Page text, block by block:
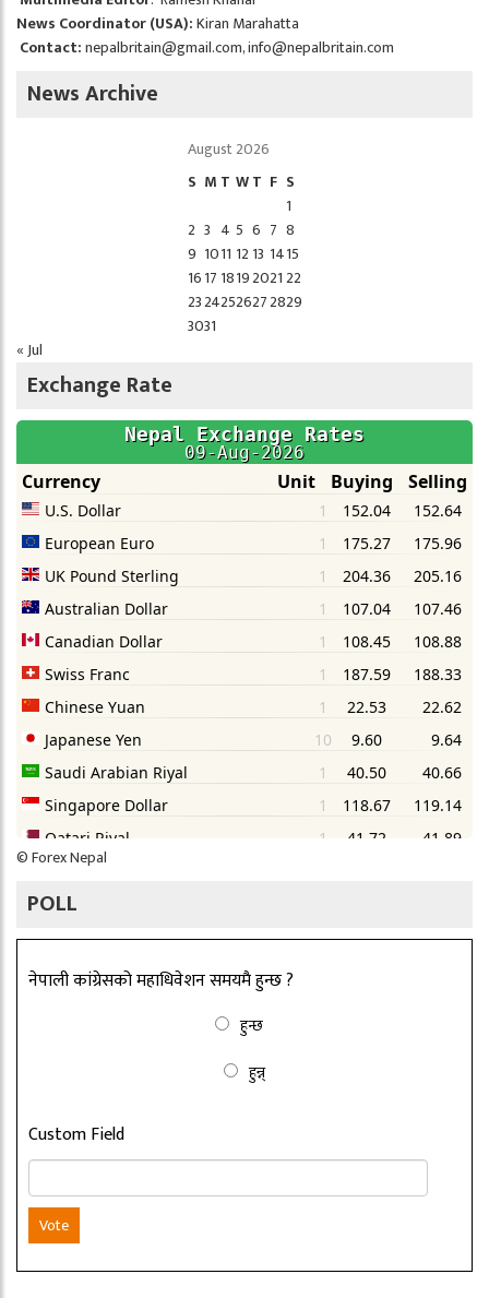
News Coordinator (USA):Kiran Marahatta
Contact:nepalbritain@gmail.com,info@nepalbritain.com
News Archive
August 2026
S M T WT F S
1
2 3 4 5 6 7 8
9 1011 12 13 1415
1617 1819202122
23242526272829
3031
« Jul
Exchange Rate
©Forex Nepal
POLL
नेपाली कांग्रेसको महाधिवेशन समयमै हुन्छ ?
हुन्छ
हुन्न्
Custom Field
Vote